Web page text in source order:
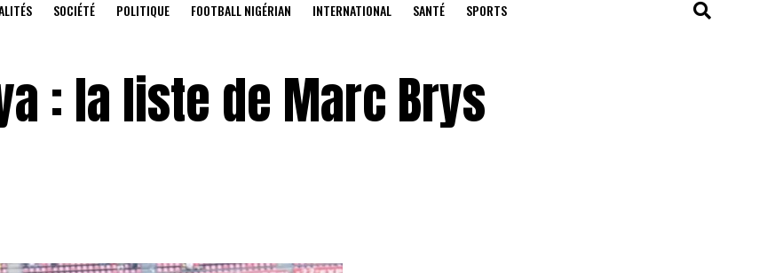
SOCIÉTÉ POLITIQUE FOOTBALL NIGÉRIAN INTERNATIONAL SANTÉ SPORTS
: la liste de Marc Brys